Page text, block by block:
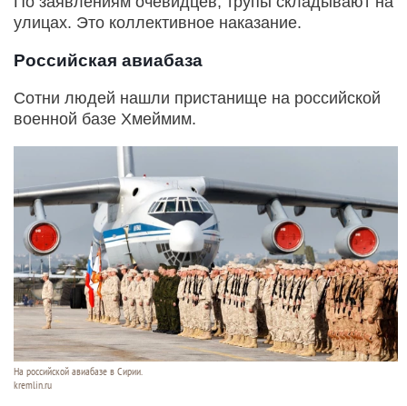
улицах. Это коллективное наказание.
Российская авиабаза
Сотни людей нашли пристанище на российской
военной базе Хмеймим.
На российской авиабазе в Сирии.
kremlin.ru